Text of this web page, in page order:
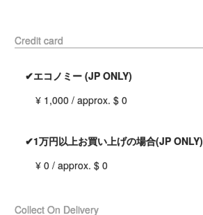
Credit card
✔エコノミー (JP ONLY)
¥ 1,000 / approx. $ 0
✔1万円以上お買い上げの場合(JP ONLY)
¥ 0 / approx. $ 0
Collect On Delivery